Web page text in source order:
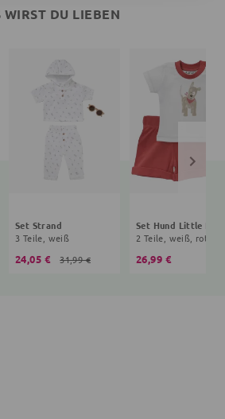
WIRST DU LIEBEN
Set Strand
3 Teile, weiß
24,05 € 31,99 €
Set Hund Little Paw
2 Teile, weiß, rot
26,99 €